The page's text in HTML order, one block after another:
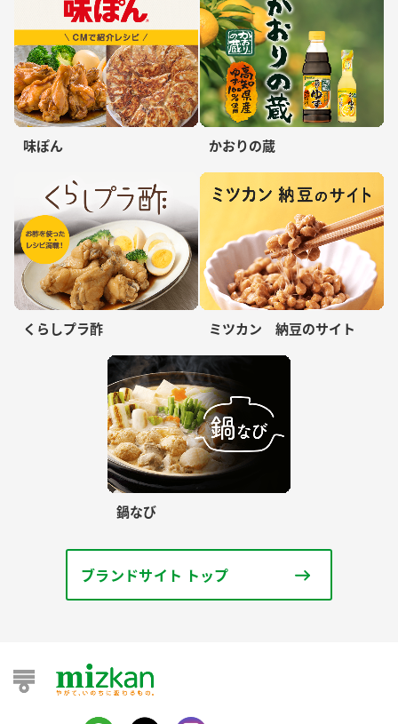
味ぽん かおりの蔵
くらしプラ酢 ミツカン 納豆のサイト
鍋なび
ブランドサイト トップ